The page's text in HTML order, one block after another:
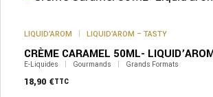
LIQUID’AROM LIQUID’AROM – TASTY
CRÈME CARAMEL 50ML-
E-Liquides Gourmands Grands Formats
18,90 €TTC